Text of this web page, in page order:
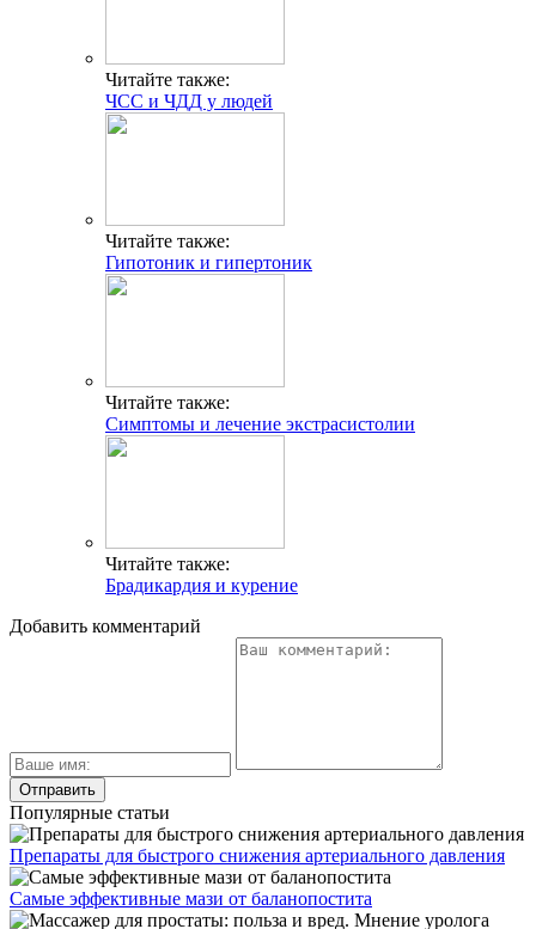
Читайте также:
ЧСС и ЧДД у людей
Читайте также:
Гипотоник и гипертоник
Читайте также:
Симптомы и лечение экстрасистолии
Читайте также:
Брадикардия и курение
Добавить комментарий
Популярные статьи
Препараты для быстрого снижения артериального давления
Самые эффективные мази от баланопостита